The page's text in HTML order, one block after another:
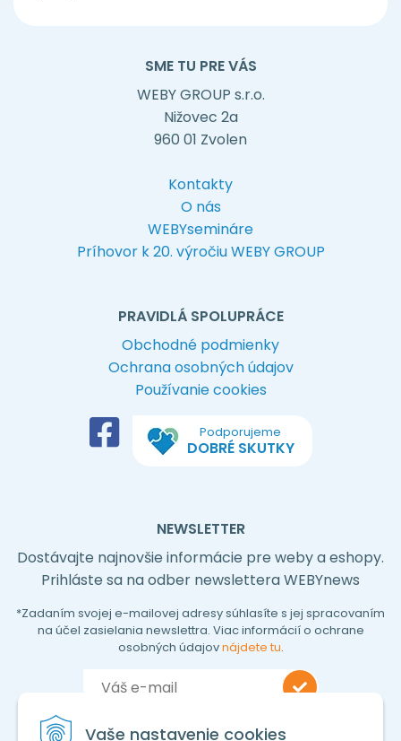
Vaše nastavenie cookies
SME TU PRE VÁS
WEBY GROUP s.r.o.
Nižovec 2a
960 01 Zvolen
Kontakty
O nás
WEBYsemináre
Príhovor k 20. výročiu WEBY GROUP
PRAVIDLÁ SPOLUPRÁCE
Obchodné podmienky
Ochrana osobných údajov
Používanie cookies
Podporujeme
DOBRÉ SKUTKY
NEWSLETTER
Dostávajte najnovšie informácie pre weby a eshopy.
Prihláste sa na odber newslettera WEBYnews
*Zadaním svojej e-mailovej adresy súhlasíte s jej spracovaním
na účel zasielania newslettra. Viac informácií o ochrane
osobných údajovnájdete tu.